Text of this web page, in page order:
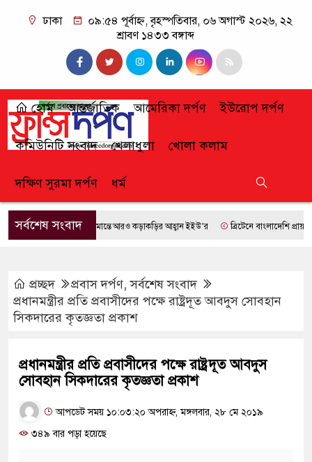
ঢাকা
০৯:৫৪ পূর্বাহ্ন, বৃহস্পতিবার, ০৬ অগাস্ট ২০২৬, ২২
শ্রাবণ ১৪৩৩ বঙ্গাব্দ
হোম আন্তর্জাতিক আমেরিকা দর্পণ ইউরোপ দর্পণ
কমিউনিটি সংবাদ খেলাধুলা খোলা কলাম
দক্ষিণ সুরমা দর্পণ ধর্ম
সর্বশেষ সংবাদসীমান্তে আরও কড়াকড়ির আহ্বান ইইউ’র ব্রিটেনে বাংলাদেশি প্রায় ৭ লাখ
প্রচ্ছদ প্রবাস দর্পণ,সর্বশেষ সংবাদ
প্রধানমন্ত্রীর প্রতি প্রবাসীদের পক্ষে রাষ্ট্রদূত আবদুস সোবহান
সিকদারের কৃতজ্ঞতা প্রকাশ
প্রধানমন্ত্রীর প্রতি প্রবাসীদের পক্ষে রাষ্ট্রদূত আবদুস
সোবহান সিকদারের কৃতজ্ঞতা প্রকাশ
আপডেট সময় ১০:০৩:২০ অপরাহ্ন, মঙ্গলবার, ২৮ মে ২০১৯
৩৪৯ বার পড়া হয়েছে